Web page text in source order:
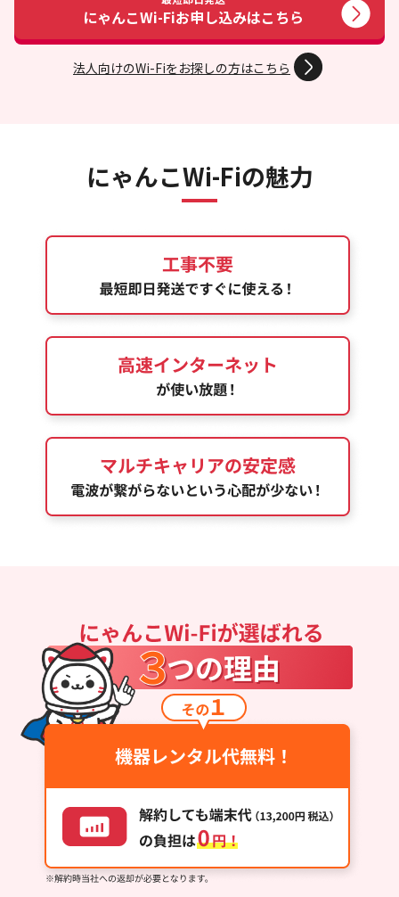
にゃんこWi-Fiお申し込みはこちら
法人向けのWi-Fiをお探しの方はこちら
にゃんこWi-Fiの魅力